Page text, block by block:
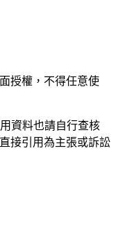
授權，不得任意使
資料也請自行查核
接引用為主張或訴訟